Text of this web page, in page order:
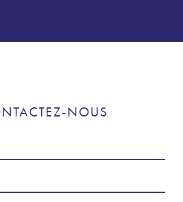
NOUS